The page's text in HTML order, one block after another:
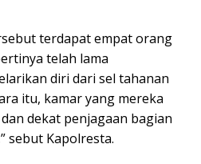
terdapat empat orang
telah lama
diri dari sel tahanan
itu, kamar yang mereka
dekat penjagaan bagian
sebut Kapolresta.